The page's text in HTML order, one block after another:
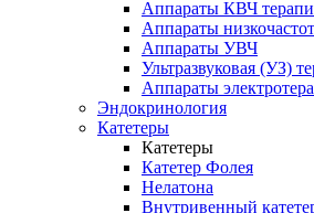
Аппараты КВЧ
Аппараты
Аппараты УВЧ
Ультразвуковая (УЗ)
Аппараты
Эндокринология
Катетеры
Катетеры
Катетер Фолея
Нелатона
Внутривенный